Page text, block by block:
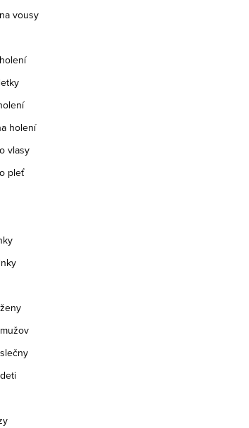
vousy
holení
vlasy
pleť